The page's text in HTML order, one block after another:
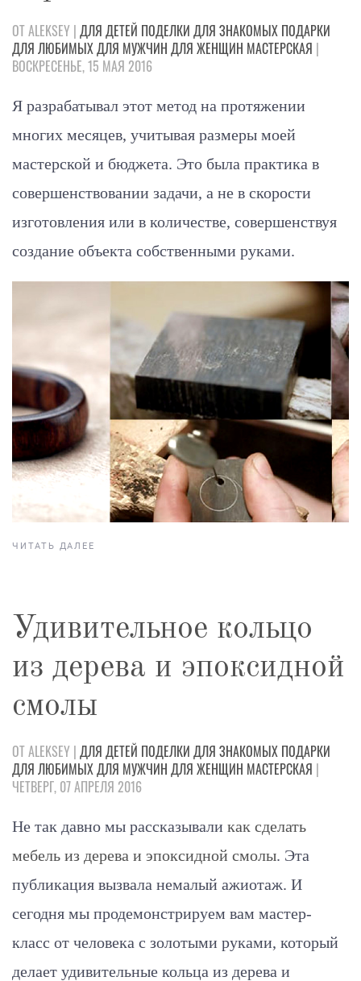
ОТ ALEKSEY | ДЛЯ ДЕТЕЙ ПОДЕЛКИ ДЛЯ ЗНАКОМЫХ ПОДАРКИ
ДЛЯ ЛЮБИМЫХДЛЯ МУЖЧИН ДЛЯ ЖЕНЩИН МАСТЕРСКАЯ |
ВОСКРЕСЕНЬЕ, 15 МАЯ 2016
Я разрабатывал этот метод на протяжении
многих месяцев, учитывая размеры моей
мастерской и бюджета. Это была практика в
совершенствовании задачи, а не в скорости
изготовления или в количестве, совершенствуя
создание объекта собственными руками.
ЧИТАТЬ ДАЛЕЕ
Удивительное кольцо
из дерева и эпоксидной
смолы
ОТ ALEKSEY | ДЛЯ ДЕТЕЙ ПОДЕЛКИ ДЛЯ ЗНАКОМЫХ ПОДАРКИ
ДЛЯ ЛЮБИМЫХДЛЯ МУЖЧИН ДЛЯ ЖЕНЩИН МАСТЕРСКАЯ |
ЧЕТВЕРГ, 07 АПРЕЛЯ 2016
Не так давно мы рассказывали как сделать
мебель из дерева и эпоксидной смолы. Эта
публикация вызвала немалый ажиотаж. И
сегодня мы продемонстрируем вам мастер-
класс от человека с золотыми руками, который
делает удивительные кольца из дерева и